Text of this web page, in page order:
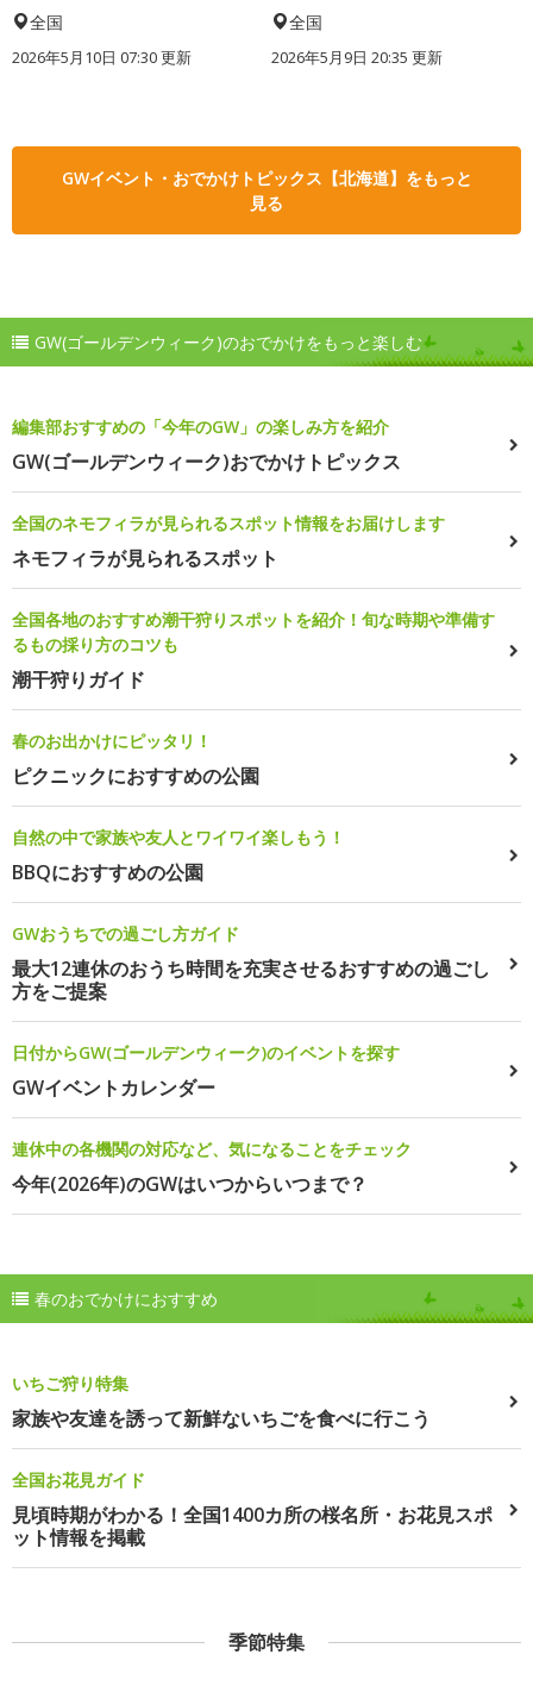
全国
2026年5月10日 07:30 更新
全国
2026年5月9日 20:35 更新
GWイベント・おでかけトピックス【北海道】をもっと
見る
GW(ゴールデンウィーク)のおでかけをもっと楽しむ
編集部おすすめの「今年のGW」の楽しみ方を紹介
GW(ゴールデンウィーク)おでかけトピックス
全国のネモフィラが見られるスポット情報をお届けします
ネモフィラが見られるスポット
全国各地のおすすめ潮干狩りスポットを紹介！旬な時期や準備す
るもの採り方のコツも
潮干狩りガイド
春のお出かけにピッタリ！
ピクニックにおすすめの公園
自然の中で家族や友人とワイワイ楽しもう！
BBQにおすすめの公園
GWおうちでの過ごし方ガイド
最大12連休のおうち時間を充実させるおすすめの過ごし
方をご提案
日付からGW(ゴールデンウィーク)のイベントを探す
GWイベントカレンダー
連休中の各機関の対応など、気になることをチェック
今年(2026年)のGWはいつからいつまで？
春のおでかけにおすすめ
いちご狩り特集
家族や友達を誘って新鮮ないちごを食べに行こう
全国お花見ガイド
見頃時期がわかる！全国1400カ所の桜名所・お花見スポ
ット情報を掲載
季節特集